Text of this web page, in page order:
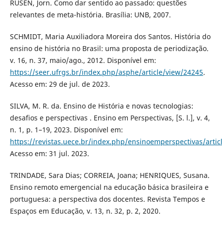
RUSEN, Jorn. Como dar sentido ao passado: questões
relevantes de meta-história. Brasília: UNB, 2007.
SCHMIDT, Maria Auxiliadora Moreira dos Santos. História do
ensino de história no Brasil: uma proposta de periodização.
v. 16, n. 37, maio/ago., 2012. Disponível em:
https://seer.ufrgs.br/index.php/asphe/article/view/24245.
Acesso em: 29 de jul. de 2023.
SILVA, M. R. da. Ensino de História e novas tecnologias:
desafios e perspectivas . Ensino em Perspectivas, [S. l.], v. 4,
n. 1, p. 1–19, 2023. Disponível em:
https://revistas.uece.br/index.php/ensinoemperspectivas/
Acesso em: 31 jul. 2023.
TRINDADE, Sara Dias; CORREIA, Joana; HENRIQUES, Susana.
Ensino remoto emergencial na educação básica brasileira e
portuguesa: a perspectiva dos docentes. Revista Tempos e
Espaços em Educação, v. 13, n. 32, p. 2, 2020.